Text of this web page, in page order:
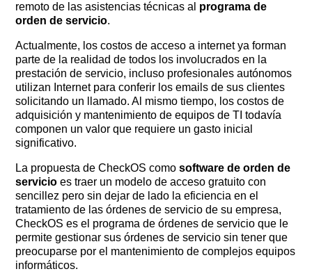
remoto de las asistencias técnicas al programa de
orden de servicio.
Actualmente, los costos de acceso a internet ya forman
parte de la realidad de todos los involucrados en la
prestación de servicio, incluso profesionales autónomos
utilizan Internet para conferir los emails de sus clientes
solicitando un llamado. Al mismo tiempo, los costos de
adquisición y mantenimiento de equipos de TI todavía
componen un valor que requiere un gasto inicial
significativo.
La propuesta de CheckOS comosoftware de orden de
servicio es traer un modelo de acceso gratuito con
sencillez pero sin dejar de lado la eficiencia en el
tratamiento de las órdenes de servicio de su empresa,
CheckOS es el programa de órdenes de servicio que le
permite gestionar sus órdenes de servicio sin tener que
preocuparse por el mantenimiento de complejos equipos
informáticos.